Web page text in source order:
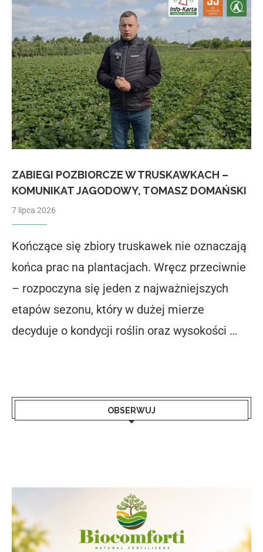
ZABIEGI POZBIORCZE W TRUSKAWKACH –
KOMUNIKAT JAGODOWY, TOMASZ DOMAŃSKI
7 lipca 2026
Kończące się zbiory truskawek nie oznaczają
końca prac na plantacjach. Wręcz przeciwnie
– rozpoczyna się jeden z najważniejszych
etapów sezonu, który w dużej mierze
decyduje o kondycji roślin oraz wysokości …
OBSERWUJ